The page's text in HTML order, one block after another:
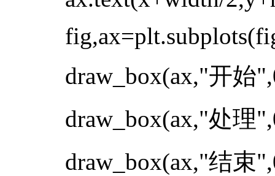
draw_box(ax,"开始
draw_box(ax,"处理
draw_box(ax,"结束